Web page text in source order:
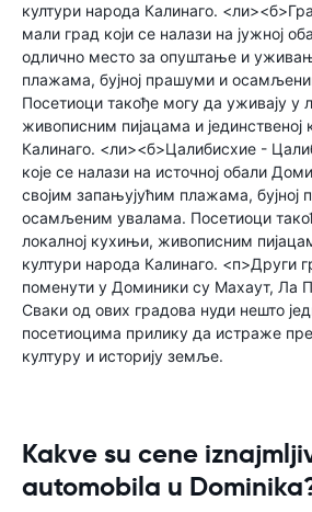
култури народа Калинаго.
мали град који се налази на јужној
одлично место за опуштање и
плажама, бујној прашуми и
Посетиоци такође могу да уживају у
живописним пијацама и јединственој
Калинаго. <ли><б>Цалибисхие -
које се налази на источној обали
својим запањујућим плажама, бујној
осамљеним увалама. Посетиоци
локалној кухињи, живописним
култури народа Калинаго. <п>Други
поменути у Доминики су Махаут, Ла
Сваки од ових градова нуди нешто
посетиоцима прилику да истраже
културу и историју земље.
Kakve su cene
automobila u